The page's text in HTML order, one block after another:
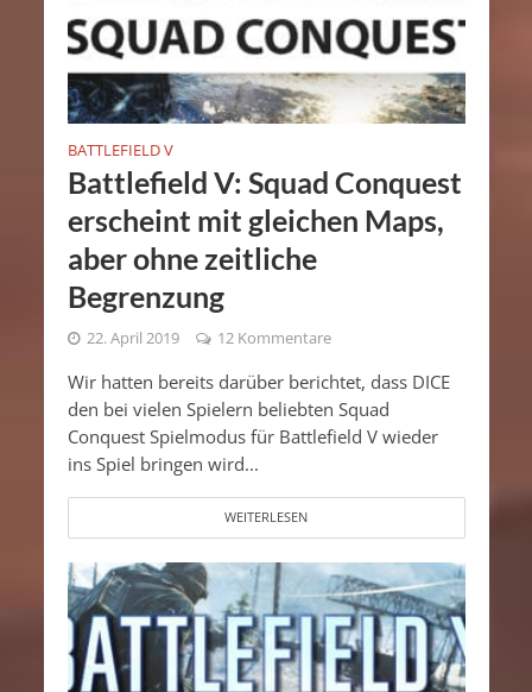
BATTLEFIELD V
Battlefield V: Squad Conquest
erscheint mit gleichen Maps,
aber ohne zeitliche
Begrenzung
22. April 2019 12 Kommentare
Wir hatten bereits darüber berichtet, dass DICE
den bei vielen Spielern beliebten Squad
Conquest Spielmodus für Battlefield V wieder
ins Spiel bringen wird...
WEITERLESEN